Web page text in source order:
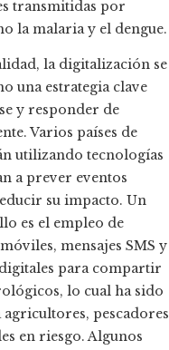
transmitidas por
la malaria y el dengue.
la digitalización se
una estrategia clave
y responder de
Varios países de
utilizando tecnologías
a prever eventos
su impacto. Un
es el empleo de
mensajes SMS y
para compartir
lo cual ha sido
agricultores, pescadores
en riesgo. Algunos